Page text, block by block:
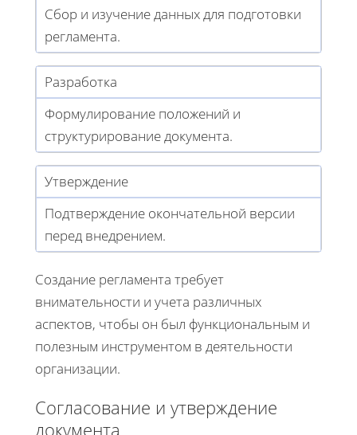
Сбор и изучение данных для подготовки
регламента.
Разработка
Формулирование положений и
структурирование документа.
Утверждение
Подтверждение окончательной версии
перед внедрением.
Создание регламента требует
внимательности и учета различных
аспектов, чтобы он был функциональным и
полезным инструментом в деятельности
организации.
Согласование и утверждение
документа